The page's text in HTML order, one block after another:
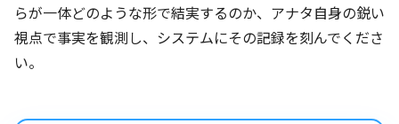
らが一体どのような形で結実するのか、アナタ自身の鋭い
視点で事実を観測し、システムにその記録を刻んでくださ
い。